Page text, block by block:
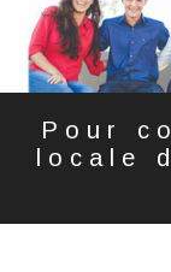
Pour
locale